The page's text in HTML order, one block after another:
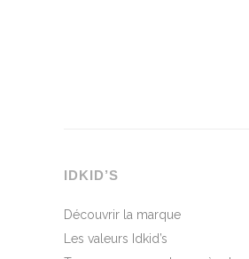
IDKID’S
Découvrir la marque
Les valeurs Idkid’s